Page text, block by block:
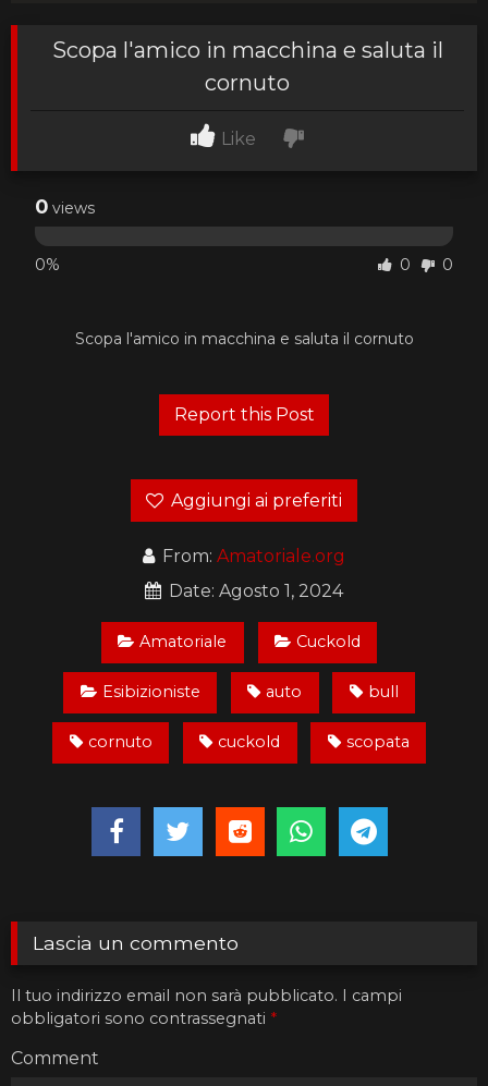
Scopa l'amico in macchina e saluta il
cornuto
Like
0 views
0% 0 0
Scopa l'amico in macchina e saluta il cornuto
Aggiungi ai preferiti
From: Amatoriale.org
Date: Agosto 1, 2024
Amatoriale Cuckold
Esibizioniste auto bull
cornuto cuckold scopata
Lascia un commento
Il tuo indirizzo email non sarà pubblicato. I campi
obbligatori sono contrassegnati *
Comment